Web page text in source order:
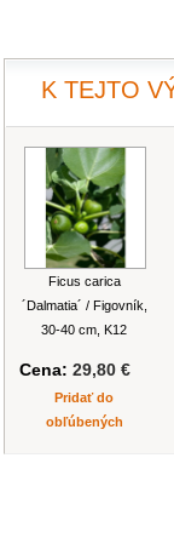
K TEJTO
Ficus carica
´Dalmatia´ / Figovník,
30-40 cm, K12
Cena: 29,80 €
Pridať do
obľúbených